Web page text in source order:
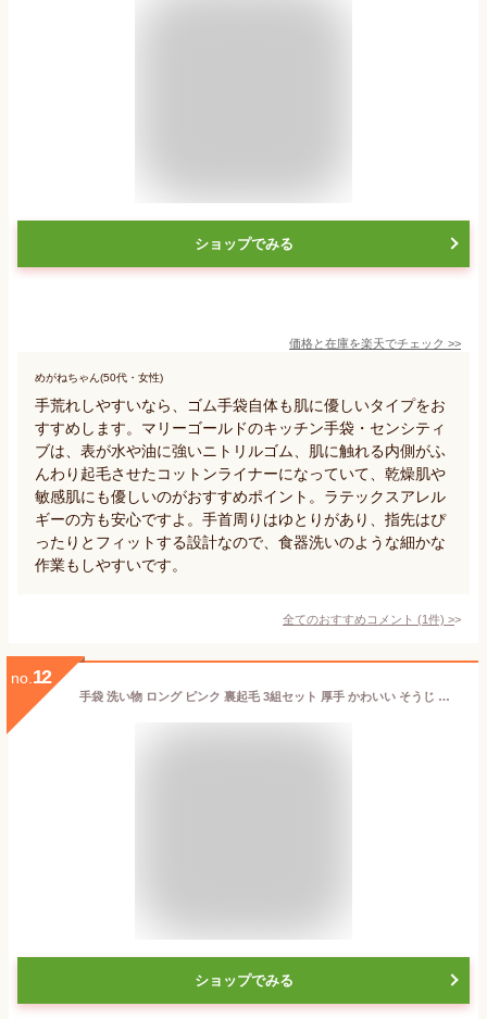
ショップでみる
価格と在庫を楽天でチェック >>
めがねちゃん(50代・女性)
手荒れしやすいなら、ゴム手袋自体も肌に優しいタイプをお
すすめします。マリーゴールドのキッチン手袋・センシティ
ブは、表が水や油に強いニトリルゴム、肌に触れる内側がふ
んわり起毛させたコットンライナーになっていて、乾燥肌や
敏感肌にも優しいのがおすすめポイント。ラテックスアレル
ギーの方も安心ですよ。手首周りはゆとりがあり、指先はぴ
ったりとフィットする設計なので、食器洗いのような細かな
作業もしやすいです。
全てのおすすめコメント (1件) >
no. 12
手袋 洗い物 ロング ピンク 裏起毛 3組セット 厚手 かわいい そうじ 作業用 ロングスリーブ グリーン 丈が長い ブルー ロンググローブ おしゃれ 食器洗い キッチン掃除 トイレ掃除 浴室掃除 クリーニング 掃除 レディース 3組セット 風呂掃除
ショップでみる